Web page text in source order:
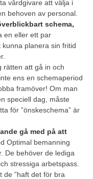
vårdgivare att välja i
behoven av personal.
schema,
en eller ett par
planera sin fritid
rätten att gå in och
ens en schemaperiod
framöver! Om man
speciell dag, måste
för ”önskeschema” är
gå med på att
Optimal bemanning
De behöver de lediga
stressiga arbetspass.
de ”haft det för bra